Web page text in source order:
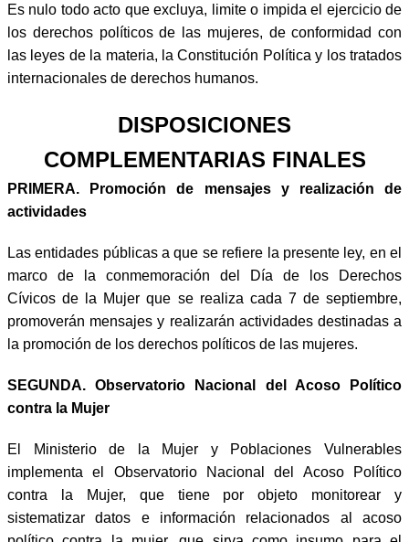
Es nulo todo acto que excluya, limite o impida el ejercicio de
los derechos políticos de las mujeres, de conformidad con
las leyes de la materia, la Constitución Política y los tratados
internacionales de derechos humanos.
DISPOSICIONES
COMPLEMENTARIAS FINALES
PRIMERA.
Promoción de mensajes y realización de
actividades
Las entidades públicas a que se refiere la presente ley, en el
marco de la conmemoración del Día de los Derechos
Cívicos de la Mujer que se realiza cada 7 de septiembre,
promoverán mensajes y realizarán actividades destinadas a
la promoción de los derechos políticos de las mujeres.
SEGUNDA.
Observatorio Nacional del Acoso Político
contra la Mujer
El Ministerio de la Mujer y Poblaciones Vulnerables
implementa el Observatorio Nacional del Acoso Político
contra la Mujer, que tiene por objeto monitorear y
sistematizar datos e información relacionados al acoso